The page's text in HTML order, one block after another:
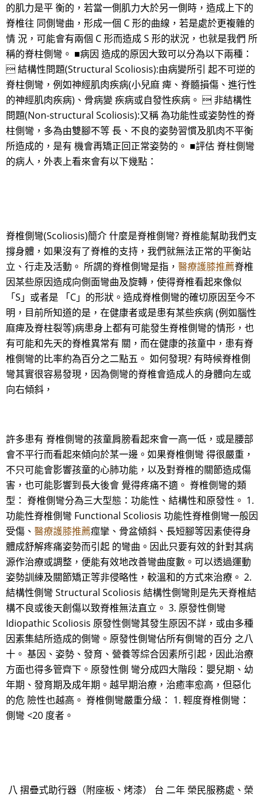
的肌力是平 衡的，若當一側肌力大於另一側時，造成上下的
脊椎往 同側彎曲，形成一個 C 形的曲線，若是處於更複雜的
情 況，可能會有兩個 C 形而造成 S 形的狀況，也就是我們 所
稱的脊柱側彎。 ■病因 造成的原因大致可以分為以下兩種：
 結構性問題(Structural Scoliosis):由病變所引 起不可逆的
脊柱側彎，例如神經肌肉疾病(小兒麻 痺、脊髓損傷、進行性
的神經肌肉疾病)、骨病變 疾病或自發性疾病。  非結構性
問題(Non-structural Scoliosis):又稱 為功能性或姿勢性的脊
柱側彎，多為由雙腳不等 長、不良的姿勢習慣及肌肉不平衡
所造成的，是有 機會再矯正回正常姿勢的。 ■評估 脊柱側彎
的病人，外表上看來會有以下幾點：
脊椎側彎(Scoliosis)簡介 什麼是脊椎側彎? 脊椎能幫助我們支
撐身體，如果沒有了脊椎的支持，我們就無法正常的平衡站
立、行走及活動。 所謂的脊椎側彎是指， 醫療護膝推薦脊椎
因某些原因造成向側面彎曲及旋轉，使得脊椎看起來像似
「S」或者是 「C」的形狀。造成脊椎側彎的確切原因至今不
明，目前所知道的是，在健康者或是患有某些疾病 (例如腦性
麻痺及脊柱裂等)病患身上都有可能發生脊椎側彎的情形，也
有可能和先天的脊椎異常有 關，而在健康的孩童中，患有脊
椎側彎的比率約為百分之二點五。 如何發現? 有時候脊椎側
彎其實很容易發現，因為側彎的脊椎會造成人的身體向左或
向右傾斜，
許多患有 脊椎側彎的孩童肩膀看起來會一高一低，或是腰部
會不平行而看起來傾向於某一邊。如果脊椎側彎 得很嚴重，
不只可能會影響孩童的心肺功能，以及對脊椎的關節造成傷
害，也可能影響到長大後會 覺得疼痛不適。 脊椎側彎的類
型： 脊椎側彎分為三大型態：功能性、結構性和原發性。 1.
功能性脊椎側彎 Functional Scoliosis 功能性脊椎側彎一般因
受傷、 醫療護膝推薦痙攣、骨盆傾斜、長短腳等因素使得身
體成舒解疼痛姿勢而引起 的彎曲。因此只要有效的針對其病
源作治療或調整，便能有效地改善彎曲度數。可以透過運動
姿勢訓練及關節矯正等非侵略性，較溫和的方式來治療。 2.
結構性側彎 Structural Scoliosis 結構性側彎則是先天脊椎結
構不良或後天創傷以致脊椎無法直立。 3. 原發性側彎
Idiopathic Scoliosis 原發性側彎其發生原因不詳，或由多種
因素集結所造成的側彎。原發性側彎佔所有側彎的百分 之八
十。 基因、姿勢、發育、營養等綜合因素所引起，因此治療
方面也得多管齊下。原發性側 彎分成四大階段：嬰兒期、幼
年期、發育期及成年期。越早期治療，治癒率愈高，但惡化
的危 險性也越高。 脊椎側彎嚴重分級： 1. 輕度脊椎側彎：
側彎 <20 度者。
八 摺疊式助行器（附座板、烤漆） 台 二年 榮民服務處、榮